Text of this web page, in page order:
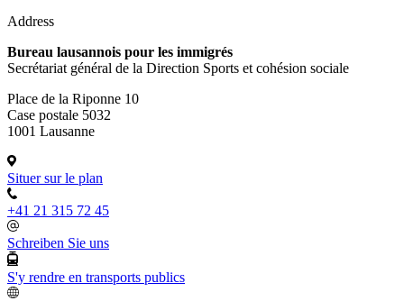
Address
Bureau lausannois pour les immigrés
Secrétariat général de la Direction Sports et cohésion sociale
Place de la Riponne 10
Case postale 5032
1001 Lausanne
Situer sur le plan
+41 21 315 72 45
Schreiben Sie uns
S'y rendre en transports publics